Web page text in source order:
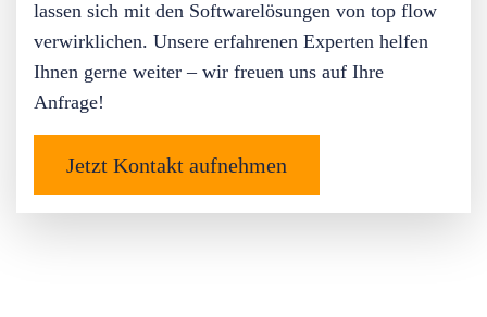
lassen sich mit den Softwarelösungen von top flow
verwirklichen. Unsere erfahrenen Experten helfen
Ihnen gerne weiter – wir freuen uns auf Ihre
Anfrage!
Jetzt Kontakt aufnehmen